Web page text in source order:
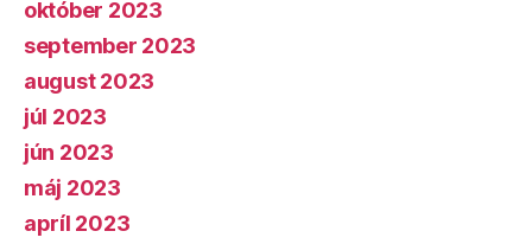
október 2023
september 2023
august 2023
júl 2023
jún 2023
máj 2023
apríl 2023